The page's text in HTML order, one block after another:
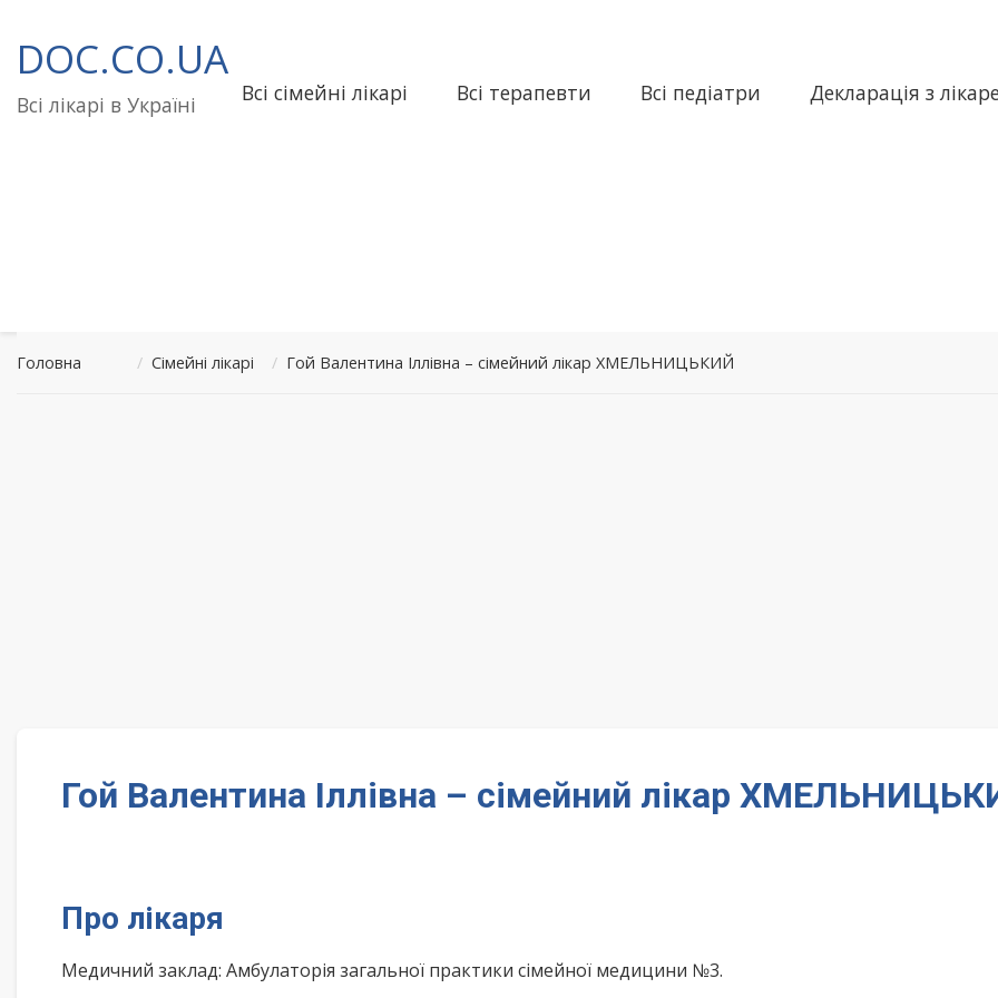
до
вмісту
DOC.CO.UA
Всі лікарі в Україні Всі сімейні лікарі Всі терапевти Всі педіатри Декларація з
Головна / Сімейні лікарі / Гой Валентина Іллівна – сімейний лікар ХМЕЛЬНИЦЬКИЙ
Гой Валентина Іллівна – сімейний лікар
Про лікаря
Медичний заклад: Амбулаторія загальної практики сімейної медицини №3.